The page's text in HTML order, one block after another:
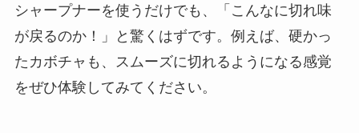
シャープナーを使うだけでも、「こんなに切れ味
が戻るのか！」と驚くはずです。例えば、硬かっ
たカボチャも、スムーズに切れるようになる感覚
をぜひ体験してみてください。